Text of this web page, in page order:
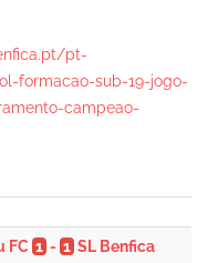
pt-
formacao-sub-19-jogo-
campeao-
FC 1- 1 SL Benfica